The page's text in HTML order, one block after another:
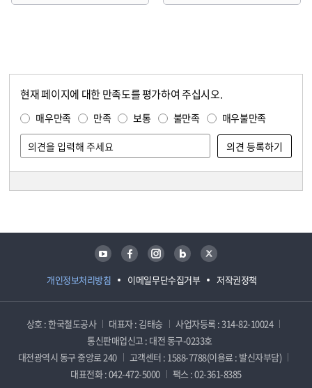
현재 페이지에 대한 만족도를 평가하여 주십시오.
매우만족 만족 보통 불만족 매우불만족
개인정보처리방침 이메일무단수집거부 저작권정책
유튜브 페이스북 인스타그램 블로그 트위터
상호 : 한국철도공사 대표자 : 김태승
사업자등록 : 314-82-10024
통신판매업신고 : 대전 동구-0233호
대전광역시 동구 중앙로 240
고객센터 : 1588-7788(이용료 : 발신자부담)
대표전화 : 042-472-5000
팩스 : 02-361-8385